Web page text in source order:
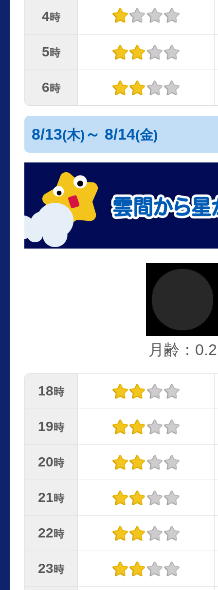
4時
5時
6時
8/13(木) ～ 8/14(金)
月齢：0.2
18時
19時
20時
21時
22時
23時